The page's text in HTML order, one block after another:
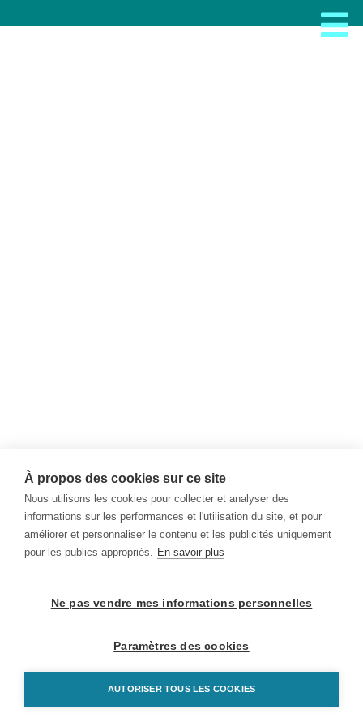
À propos des cookies sur ce site
Nous utilisons les cookies pour collecter et analyser des
informations sur les performances et l'utilisation du site, et pour
améliorer et personnaliser le contenu et les publicités uniquement
pour les publics appropriés. En savoir plus
Ne pas vendre mes informations personnelles
Paramètres des cookies
AUTORISER TOUS LES COOKIES